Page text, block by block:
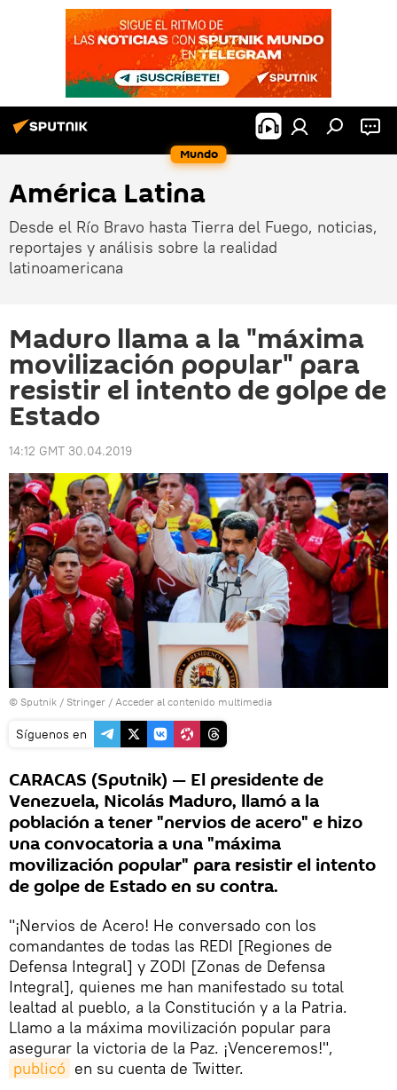
Mundo
América Latina
Desde el Río Bravo hasta Tierra del Fuego, noticias,
reportajes y análisis sobre la realidad
latinoamericana
Maduro llama a la "máxima
movilización popular" para
resistir el intento de golpe de
Estado
14:12 GMT 30.04.2019
© Sputnik / Stringer / Acceder al contenido multimedia
Síguenos en
CARACAS (Sputnik) — El presidente de
Venezuela, Nicolás Maduro, llamó a la
población a tener "nervios de acero" e hizo
una convocatoria a una "máxima
movilización popular" para resistir el intento
de golpe de Estado en su contra.
"¡Nervios de Acero! He conversado con los
comandantes de todas las REDI [Regiones de
Defensa Integral] y ZODI [Zonas de Defensa
Integral], quienes me han manifestado su total
lealtad al pueblo, a la Constitución y a la Patria.
Llamo a la máxima movilización popular para
asegurar la victoria de la Paz. ¡Venceremos!",
publicó en su cuenta de Twitter.